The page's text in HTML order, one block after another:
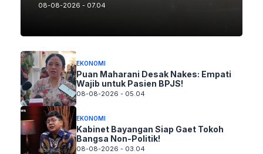
08-08-2026 - 07.04
EKONOMI
Puan Maharani Desak Nakes: Empati
Wajib untuk Pasien BPJS!
08-08-2026 - 05.04
EKONOMI
Kabinet Bayangan Siap Gaet Tokoh
Bangsa Non-Politik!
08-08-2026 - 03.04